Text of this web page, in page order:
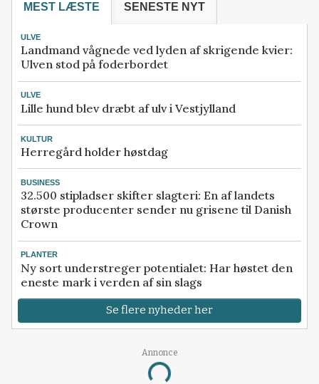
MEST LÆSTE SENESTE NYT
ULVE
Landmand vågnede ved lyden af skrigende kvier:
Ulven stod på foderbordet
ULVE
Lille hund blev dræbt af ulv i Vestjylland
KULTUR
Herregård holder høstdag
BUSINESS
32.500 stipladser skifter slagteri: En af landets
største producenter sender nu grisene til Danish
Crown
PLANTER
Ny sort understreger potentialet: Har høstet den
eneste mark i verden af sin slags
Se flere nyheder her
Annonce